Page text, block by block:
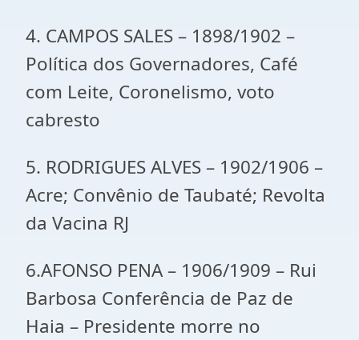
4. CAMPOS SALES – 1898/1902 –
Política dos Governadores, Café
com Leite, Coronelismo, voto
cabresto
5. RODRIGUES ALVES – 1902/1906 –
Acre; Convênio de Taubaté; Revolta
da Vacina RJ
6.AFONSO PENA – 1906/1909 – Rui
Barbosa Conferência de Paz de
Haia – Presidente morre no